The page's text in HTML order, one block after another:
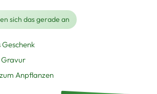
sich das gerade an
Anpflanzen